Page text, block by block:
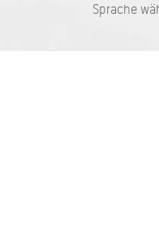
Sprache